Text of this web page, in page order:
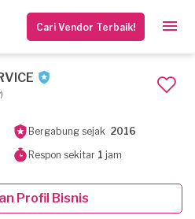
Cari Vendor Terbaik!
Bergabung sejak 2016
Respon sekitar 1 jam
Profil Bisnis